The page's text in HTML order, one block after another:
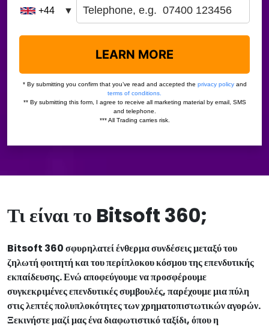
Τι είναι το Bitsoft 360;
Bitsoft 360 σφυρηλατεί ένθερμα συνδέσεις μεταξύ του
ζηλωτή φοιτητή και του περίπλοκου κόσμου της επενδυτικής
εκπαίδευσης. Ενώ αποφεύγουμε να προσφέρουμε
συγκεκριμένες επενδυτικές συμβουλές, παρέχουμε μια πύλη
στις λεπτές πολυπλοκότητες των χρηματοπιστωτικών αγορών.
Ξεκινήστε μαζί μας ένα διαφωτιστικό ταξίδι, όπου η